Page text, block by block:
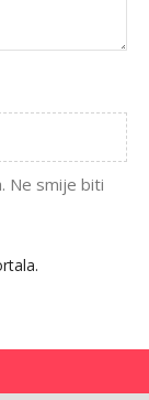
Ne smije biti